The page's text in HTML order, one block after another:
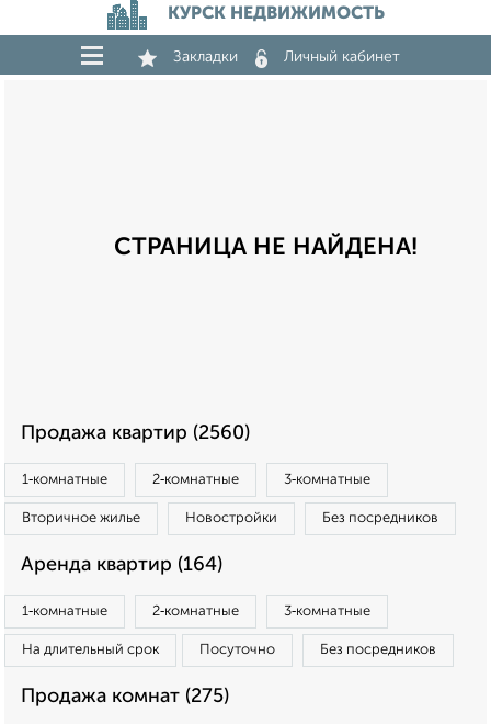
КУРСК НЕДВИЖИМОСТЬ
Закладки Личный кабинет
СТРАНИЦА НЕ НАЙДЕНА!
Продажа квартир (2560)
1‑комнатные 2‑комнатные 3‑комнатные
Вторичное жилье Новостройки Без посредников
Аренда квартир (164)
1‑комнатные 2‑комнатные 3‑комнатные
На длительный срок Посуточно Без посредников
Продажа комнат (275)